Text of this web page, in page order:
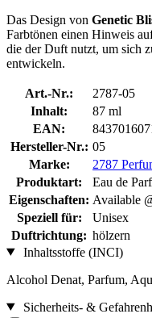
Das Design von Genetic
Farbtönen einen Hinweis
die der Duft nutzt, um sich
entwickeln.
Art.-Nr.:
2787-05
Inhalt:
87 ml
EAN:
Hersteller-Nr.: 05
Marke:
2787
Produktart:
Eau de
Eigenschaften: Available
Speziell für:
Unisex
Duftrichtung: hölzern
Inhaltsstoffe (INCI)
Alcohol Denat, Parfum,
Sicherheits- &